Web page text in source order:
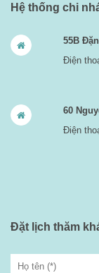
Hệ thống chi
55B
Điện
60
Điện
Đặt lịch thăm